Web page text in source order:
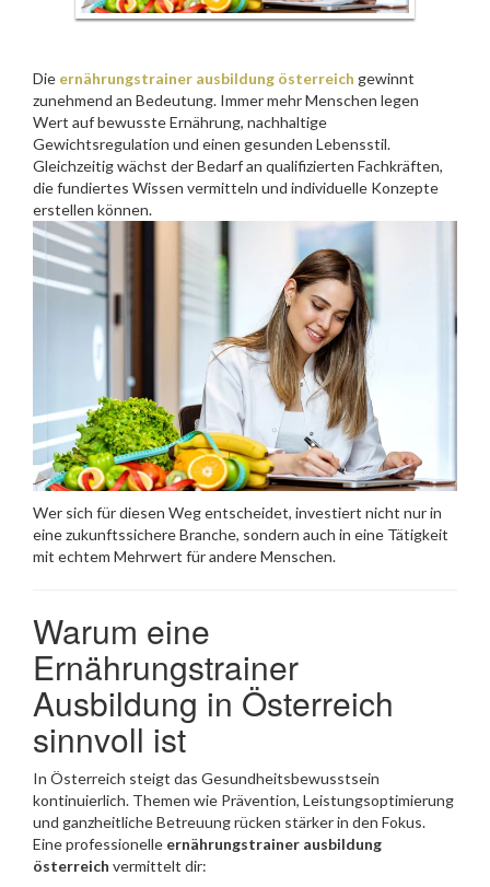
Die ernährungstrainer ausbildung österreich gewinnt
zunehmend an Bedeutung. Immer mehr Menschen legen
Wert auf bewusste Ernährung, nachhaltige
Gewichtsregulation und einen gesunden Lebensstil.
Gleichzeitig wächst der Bedarf an qualifizierten Fachkräften,
die fundiertes Wissen vermitteln und individuelle Konzepte
erstellen können.
Wer sich für diesen Weg entscheidet, investiert nicht nur in
eine zukunftssichere Branche, sondern auch in eine Tätigkeit
mit echtem Mehrwert für andere Menschen.
Warum eine
Ernährungstrainer
Ausbildung in Österreich
sinnvoll ist
In Österreich steigt das Gesundheitsbewusstsein
kontinuierlich. Themen wie Prävention, Leistungsoptimierung
und ganzheitliche Betreuung rücken stärker in den Fokus.
Eine professionelle ernährungstrainer ausbildung
österreich vermittelt dir: